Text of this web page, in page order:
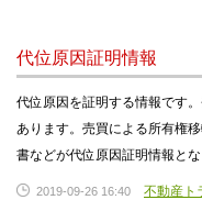
代位原因証明情報
代位原因を証明する情報です
あります。売買による所有権
書などが代位原因証明情報とな
2019-09-26 16:40 不動産ト